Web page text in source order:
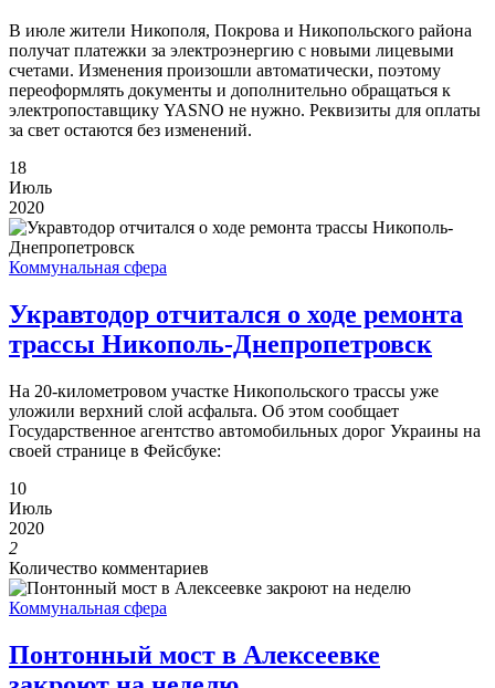
В июле жители Никополя, Покрова и Никопольского района
получат платежки за электроэнергию с новыми лицевыми
счетами. Изменения произошли автоматически, поэтому
переоформлять документы и дополнительно обращаться к
электропоставщику YASNO не нужно. Реквизиты для оплаты
за свет остаются без изменений.
18
Июль
2020
Коммунальная сфера
Укравтодор отчитался о ходе ремонта
трассы Никополь-Днепропетровск
На 20-километровом участке Никопольского трассы уже
уложили верхний слой асфальта. Об этом сообщает
Государственное агентство автомобильных дорог Украины на
своей странице в Фейсбуке:
10
Июль
2020
2
Количество комментариев
Коммунальная сфера
Понтонный мост в Алексеевке